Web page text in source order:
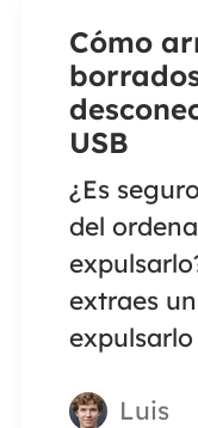
Cómo
USB
¿Es
del
extraes
extraer
Luis